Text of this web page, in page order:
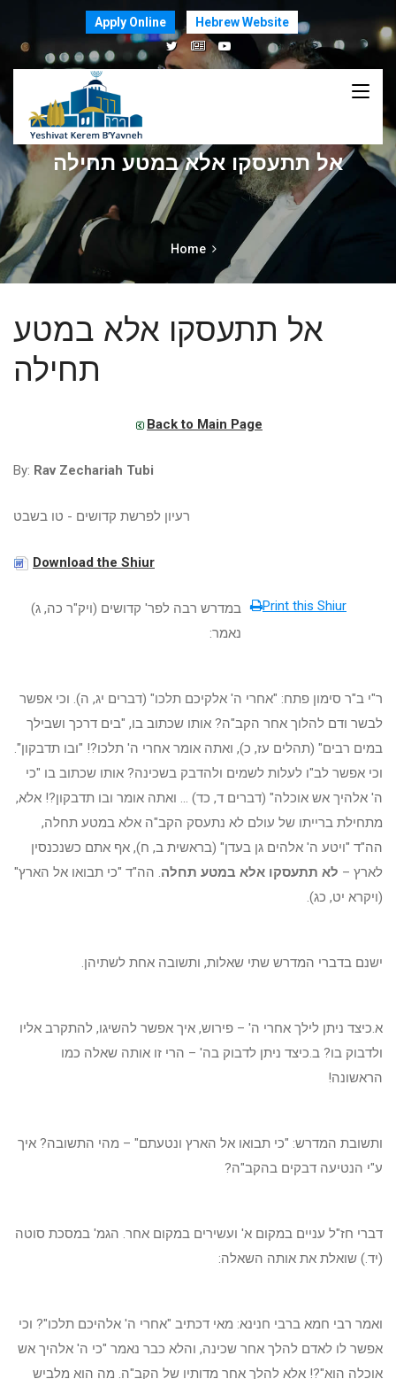
Apply Online Hebrew Website
אל תתעסקו אלא במטע תחילה
Home
אל תתעסקו אלא במטע
תחילה
Back to Main Page
By: Rav Zechariah Tubi
רעיון לפרשת קדושים - טו בשבט
Download the Shiur
Print this Shiur
במדרש רבה לפר' קדושים (ויק"ר כה, ג)
נאמר:
ר"י ב"ר סימון פתח: "אחרי ה' אלקיכם תלכו" (דברים יג, ה). וכי אפשר
לבשר ודם להלוך אחר הקב"ה? אותו שכתוב בו, "בים דרכך ושבילך
במים רבים" (תהלים עז, כ), ואתה אומר אחרי ה' תלכו?! "ובו תדבקון".
וכי אפשר לב"ו לעלות לשמים ולהדבק בשכינה? אותו שכתוב בו "כי
ה' אלהיך אש אוכלה" (דברים ד, כד) ... ואתה אומר ובו תדבקון?! אלא,
מתחילת ברייתו של עולם לא נתעסק הקב"ה אלא במטע תחלה,
הה"ד "ויטע ה' אלהים גן בעדן" (בראשית ב, ח), אף אתם כשנכנסין
לארץ – לא תתעסקו אלא במטע תחלה. הה"ד "כי תבואו אל הארץ"
(ויקרא יט, כג).
ישנם בדברי המדרש שתי שאלות, ותשובה אחת לשתיהן.
א.כיצד ניתן לילך אחרי ה' – פירוש, איך אפשר להשיגו, להתקרב אליו
ולדבוק בו? ב.כיצד ניתן לדבוק בה' – הרי זו אותה שאלה כמו
הראשונה!
ותשובת המדרש: "כי תבואו אל הארץ ונטעתם" – מהי התשובה? איך
ע"י הנטיעה דבקים בהקב"ה?
דברי חז"ל עניים במקום א' ועשירים במקום אחר. הגמ' במסכת סוטה
(יד.) שואלת את אותה השאלה:
ואמר רבי חמא ברבי חנינא: מאי דכתיב "אחרי ה' אלהיכם תלכו"? וכי
אפשר לו לאדם להלך אחר שכינה, והלא כבר נאמר "כי ה' אלהיך אש
אוכלה הוא"?! אלא להלך אחר מדותיו של הקב"ה. מה הוא מלביש